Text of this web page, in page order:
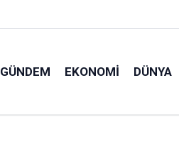
GÜNDEM EKONOMI DÜNYA